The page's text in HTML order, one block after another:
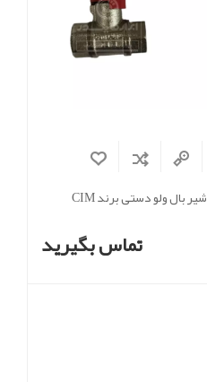
شیر بال ولو دستی برند CIM
تماس بگیرید